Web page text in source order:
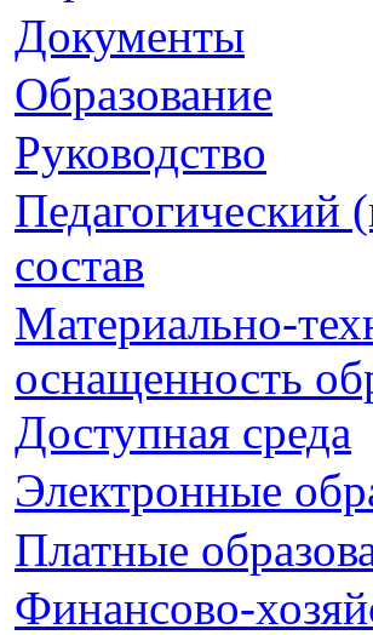
Документы
Образование
Руководство
Педагогический
состав
Материально-
оснащенность
Доступная среда
Электронные
Платные
Финансово-